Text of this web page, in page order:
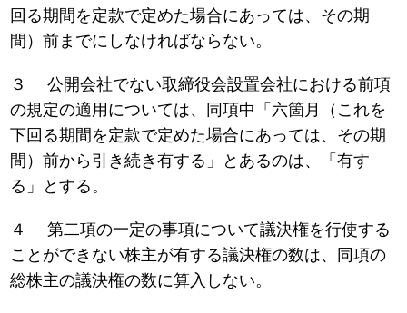
回る期間を定款で定めた場合にあっては、その期
間）前までにしなければならない。
３ 公開会社でない取締役会設置会社における前項
の規定の適用については、同項中「六箇月（これを
下回る期間を定款で定めた場合にあっては、その期
間）前から引き続き有する」とあるのは、「有す
る」とする。
４ 第二項の一定の事項について議決権を行使する
ことができない株主が有する議決権の数は、同項の
総株主の議決権の数に算入しない。